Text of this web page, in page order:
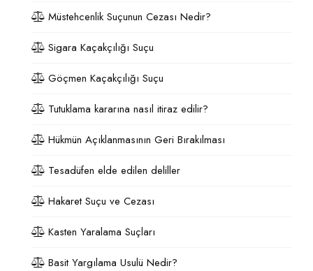
Müstehcenlik Suçunun Cezası Nedir?
Sigara Kaçakçılığı Suçu
Göçmen Kaçakçılığı Suçu
Tutuklama kararına nasıl itiraz edilir?
Hükmün Açıklanmasının Geri Bırakılması
Tesadüfen elde edilen deliller
Hakaret Suçu ve Cezası
Kasten Yaralama Suçları
Basit Yargılama Usulü Nedir?